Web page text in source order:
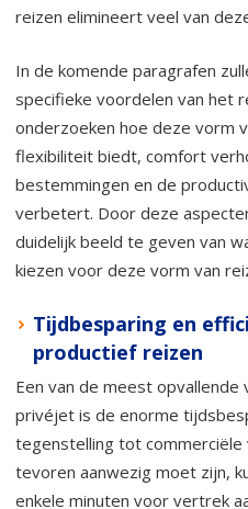
reizen elimineert veel van
In de komende paragrafen
specifieke voordelen van het
onderzoeken hoe deze vorm
flexibiliteit biedt, comfort
bestemmingen en de
verbetert. Door deze
duidelijk beeld te geven van
kiezen voor deze vorm van
Tijdbesparing en
productief reizen
Een van de meest
privéjet is de enorme
tegenstelling tot commerciële
tevoren aanwezig moet zijn,
enkele minuten voor vertrek